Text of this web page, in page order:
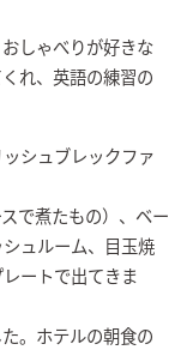
しゃべりが好きな
れ、英語の練習の
シュブレックファ
で煮たもの）、ベー
ュルーム、目玉焼
ートで出てきま
。ホテルの朝食の